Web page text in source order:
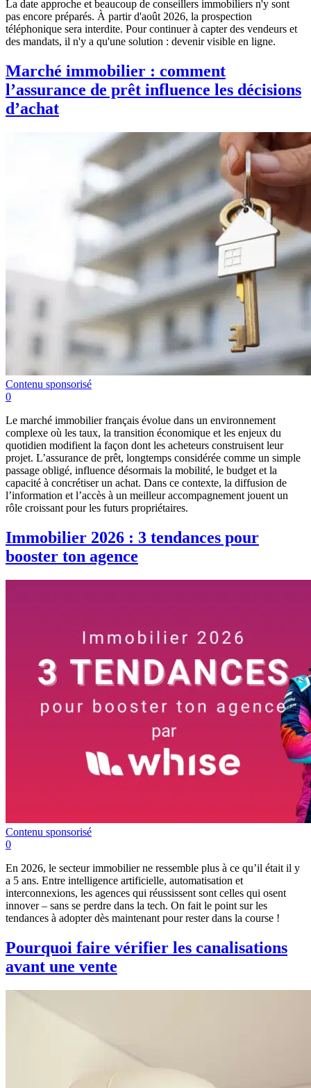
La date approche et beaucoup de conseillers immobiliers n'y sont
pas encore préparés. À partir d'août 2026, la prospection
téléphonique sera interdite. Pour continuer à capter des vendeurs et
des mandats, il n'y a qu'une solution : devenir visible en ligne.
Marché immobilier : comment
l’assurance de prêt influence les décisions
d’achat
Contenu sponsorisé
0
Le marché immobilier français évolue dans un environnement
complexe où les taux, la transition économique et les enjeux du
quotidien modifient la façon dont les acheteurs construisent leur
projet. L’assurance de prêt, longtemps considérée comme un simple
passage obligé, influence désormais la mobilité, le budget et la
capacité à concrétiser un achat. Dans ce contexte, la diffusion de
l’information et l’accès à un meilleur accompagnement jouent un
rôle croissant pour les futurs propriétaires.
Immobilier 2026 : 3 tendances pour
booster ton agence
Contenu sponsorisé
0
En 2026, le secteur immobilier ne ressemble plus à ce qu’il était il y
a 5 ans. Entre intelligence artificielle, automatisation et
interconnexions, les agences qui réussissent sont celles qui osent
innover – sans se perdre dans la tech. On fait le point sur les
tendances à adopter dès maintenant pour rester dans la course !
Pourquoi faire vérifier les canalisations
avant une vente